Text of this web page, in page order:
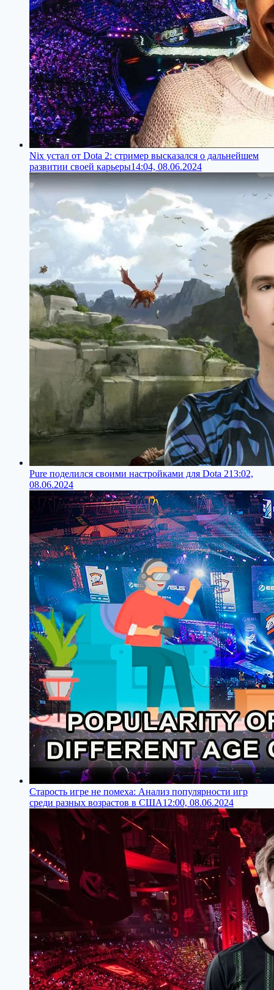
Nix устал от Dota 2: стример высказался о дальнейшем
развитии своей карьеры14:04, 08.06.2024
Pure поделился своими настройками для Dota 213:02,
08.06.2024
Старость игре не помеха: Анализ популярности игр
среди разных возрастов в США12:00, 08.06.2024